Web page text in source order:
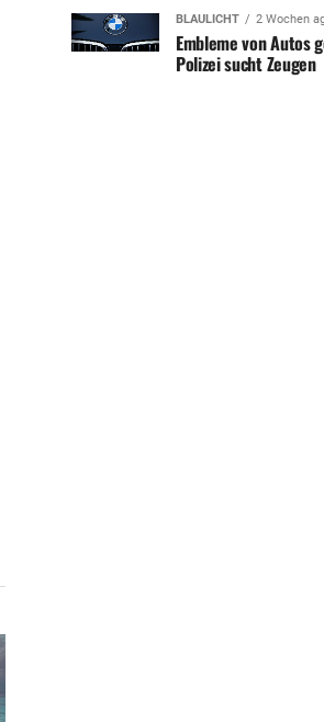
BLAULICHT 2 Wochen
Embleme von Autos
Polizei sucht Zeugen